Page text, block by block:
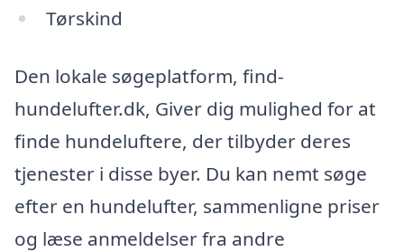
Tørskind
Den lokale søgeplatform, find-
hundelufter.dk, Giver dig mulighed for at
finde hundeluftere, der tilbyder deres
tjenester i disse byer. Du kan nemt søge
efter en hundelufter, sammenligne priser
og læse anmeldelser fra andre